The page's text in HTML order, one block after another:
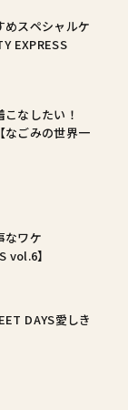
めスペシャルケ
EXPRESS
なしたい！
なごみの世界一
なワケ
vol.6】
DAYS愛しき